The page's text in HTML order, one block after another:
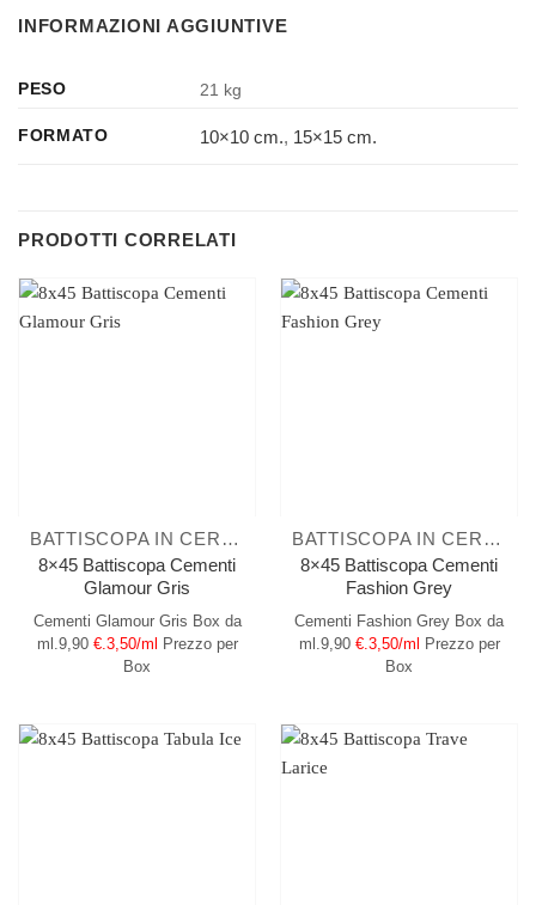
INFORMAZIONI AGGIUNTIVE
PESO 21 kg
FORMATO 10×10 cm., 15×15 cm.
PRODOTTI CORRELATI
BATTISCOPA IN CERAMICA
8×45 Battiscopa Cementi
Glamour Gris
Cementi Glamour Gris Box da
ml.9,90 €.3,50/ml
Prezzo per
Box
BATTISCOPA IN CERAMICA
8×45 Battiscopa Cementi
Fashion Grey
Cementi Fashion Grey Box da
ml.9,90 €.3,50/ml
Prezzo per
Box